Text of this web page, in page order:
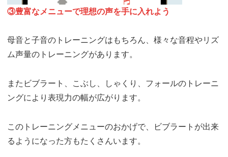
③豊富なメニューで理想の声を手に入れよう
母音と子音のトレーニングはもちろん、様々な音程やリズ
ム声量のトレーニングがあります。
またビブラート、こぶし、しゃくり、フォールのトレーニ
ングにより表現力の幅が広がります。
このトレーニングメニューのおかげで、ビブラートが出来
るようになった方もたくさんいます。